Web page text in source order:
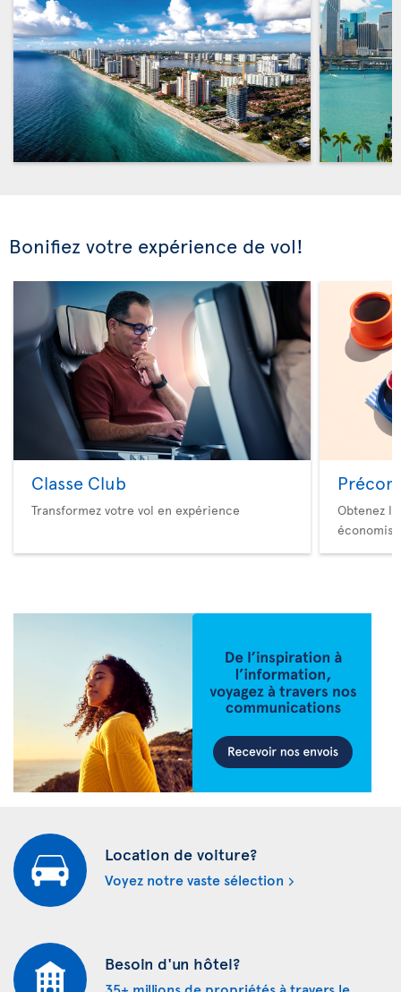
Bonifiez votre expérience de vol!
Classe Club
Transformez votre vol en expérience
Obtenez
Location de voiture?
Voyez notre vaste sélection
Besoin d'un hôtel?